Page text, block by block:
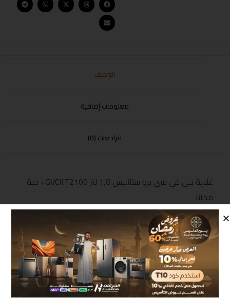
الوصف
معلومات إضافية
مراجعات (0)
غلاية جي في سي برو ستانليس 1,8 لتر GVCKT2100+ حبة
مجانا
منتجات مشابهة